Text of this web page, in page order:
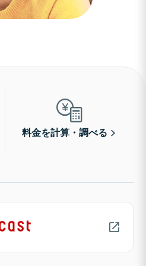
料金を計算・調べる